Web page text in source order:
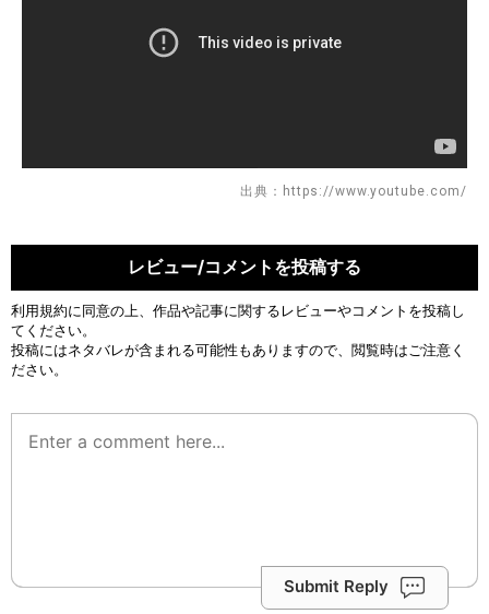
出典：https://www.youtube.com/
レビュー/コメントを投稿する
利用規約に同意の上、作品や記事に関するレビューやコメントを投稿し
てください。
投稿にはネタバレが含まれる可能性もありますので、閲覧時はご注意く
ださい。
Submit Reply